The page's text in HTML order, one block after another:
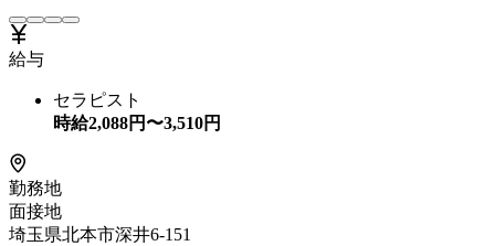
給与
セラピスト
時給2,088円〜3,510円
勤務地
面接地
埼玉県北本市深井6-151